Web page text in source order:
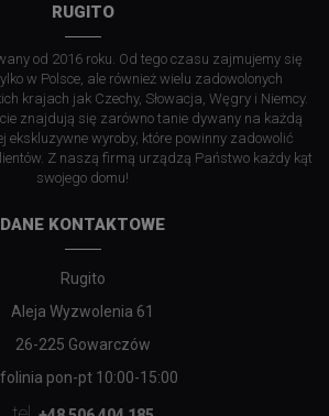
RUGITO
od 2016 roku. Od tego czasu zajmujemy się
w Polsce, ale również wielu zadowolonych
krajach jak Czechy, Słowacja, Węgry i Niemcy.
znajdują się zarówno tanie dywany na każdą
ekskluzywne wyroby, które powinny zadowolić
Z naszą firmą urządzą Państwo każdy kąt
swojego domu!
DANE KONTAKTOWE
Rugito
Aleja Wyzwolenia 61
26-225 Gowarczów
pon-pt 10:00-15:00